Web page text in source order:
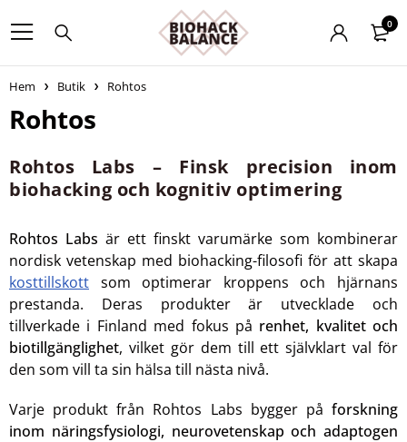
0
Hem Butik Rohtos
Rohtos
Rohtos Labs – Finsk precision inom
biohacking och kognitiv optimering
Rohtos Labs är ett finskt varumärke som kombinerar
nordisk vetenskap med biohacking-filosofi för att skapa
kosttillskott som optimerar kroppens och hjärnans
prestanda. Deras produkter är utvecklade och
tillverkade i Finland med fokus på renhet, kvalitet och
biotillgänglighet, vilket gör dem till ett självklart val för
den som vill ta sin hälsa till nästa nivå.
Varje produkt från Rohtos Labs bygger på forskning
inom näringsfysiologi, neurovetenskap och adaptogen